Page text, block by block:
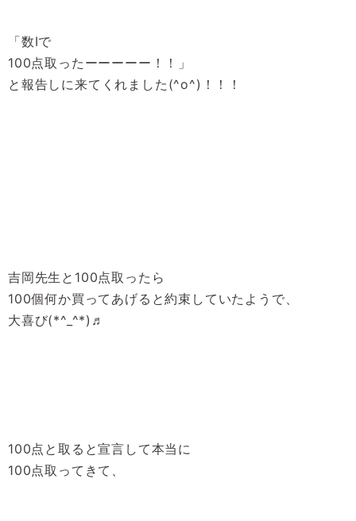
「数Ⅰで
100点取ったーーーーー！！」
と報告しに来てくれました(^o^)！！！
吉岡先生と100点取ったら
100個何か買ってあげると約束していたようで、
大喜び(*^_^*)♬
100点と取ると宣言して本当に
100点取ってきて、